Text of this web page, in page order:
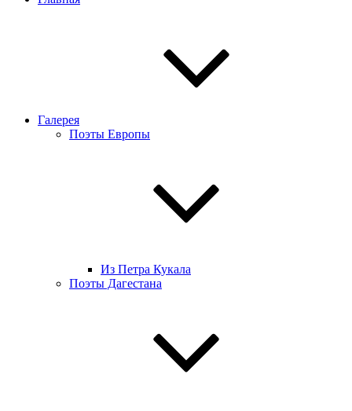
Галерея
Поэты Европы
Из Петра Кукала
Поэты Дагестана